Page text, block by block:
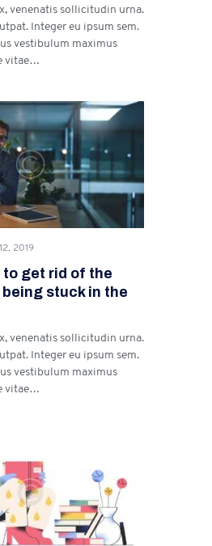
venenatis sollicitudin urna.
Integer eu ipsum sem.
vestibulum maximus
vitae…
2019
to get rid of the
stuck in the
venenatis sollicitudin urna.
Integer eu ipsum sem.
vestibulum maximus
vitae…